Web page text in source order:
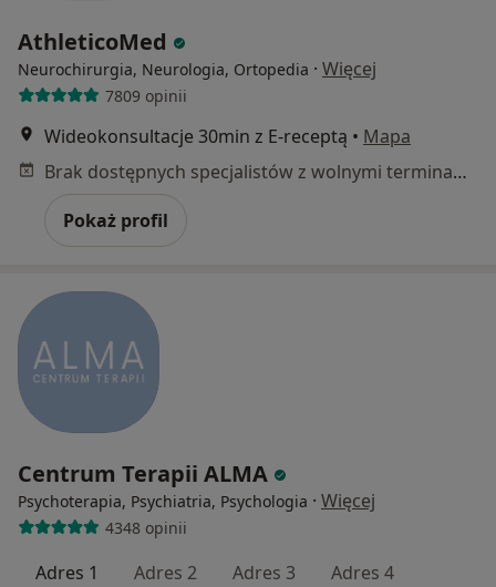
AthleticoMed
Neurochirurgia, Neurologia, Ortopedia · Więcej
7809 opinii
Wideokonsultacje 30min z E-receptą • Mapa
Brak dostępnych specjalistów z wolnymi terminami w tym centrum medycznym.
Pokaż profil
Centrum Terapii ALMA
Psychoterapia, Psychiatria, Psychologia · Więcej
4348 opinii
Adres 1 Adres 2 Adres 3 Adres 4